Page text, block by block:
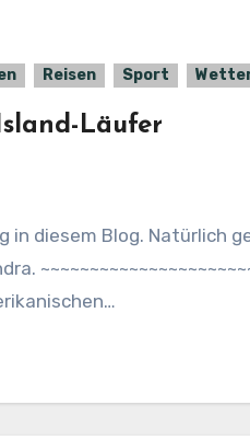
Reisen Sport
Läufer